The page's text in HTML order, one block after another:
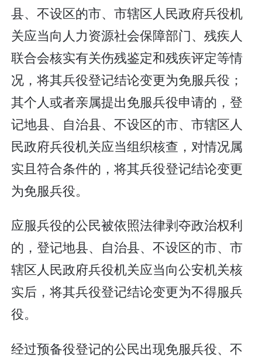
县、不设区的市、市辖区人民政府兵役机
关应当向人力资源社会保障部门、残疾人
联合会核实有关伤残鉴定和残疾评定等情
况，将其兵役登记结论变更为免服兵役；
其个人或者亲属提出免服兵役申请的，登
记地县、自治县、不设区的市、市辖区人
民政府兵役机关应当组织核查，对情况属
实且符合条件的，将其兵役登记结论变更
为免服兵役。
应服兵役的公民被依照法律剥夺政治权利
的，登记地县、自治县、不设区的市、市
辖区人民政府兵役机关应当向公安机关核
实后，将其兵役登记结论变更为不得服兵
役。
经过预备役登记的公民出现免服兵役、不